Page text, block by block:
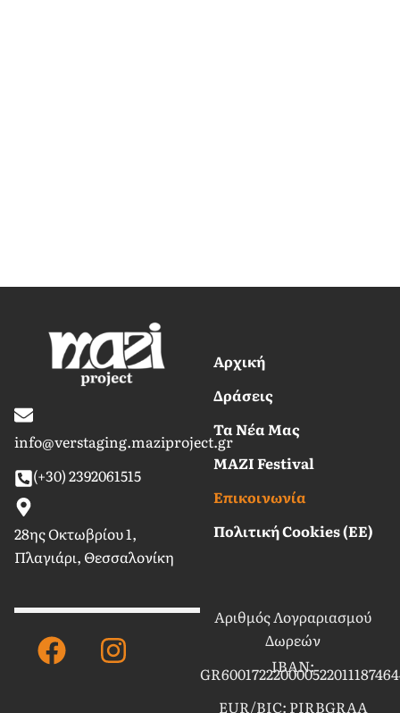
info@verstaging.maziproject.gr
(+30) 2392061515
28ης Οκτωβρίου 1,
Πλαγιάρι, Θεσσαλονίκη
FacebookInstagram
Αρχική
Δράσεις
Τα Nέα Mας
MAZI Festival
Επικοινωνία
Πολιτική Cookies (ΕΕ)
Αριθμός Λογραριασμού
Δωρεών
IBAN:
EUR/BIC: PIRBGRAA